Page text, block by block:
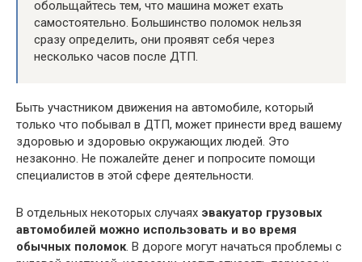
обольщайтесь тем, что машина может ехать
самостоятельно. Большинство поломок нельзя
сразу определить, они проявят себя через
несколько часов после ДТП.
Быть участником движения на автомобиле, который
только что побывал в ДТП, может принести вред вашему
здоровью и здоровью окружающих людей. Это
незаконно. Не пожалейте денег и попросите помощи
специалистов в этой сфере деятельности.
В отдельных некоторых случаях эвакуатор грузовых
автомобилей можно использовать и во время
обычных поломок. В дороге могут начаться проблемы с